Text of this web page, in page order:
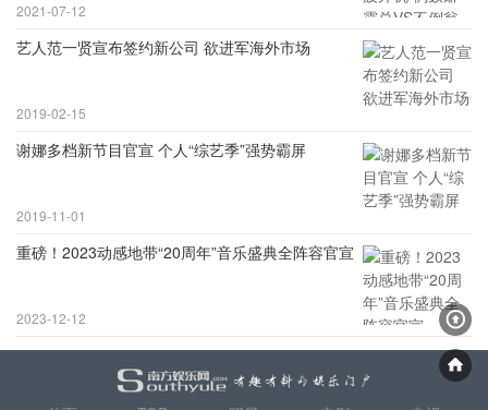
2021-07-12
艺人范一贤宣布签约新公司 欲进军海外市场
2019-02-15
谢娜多档新节目官宣 个人“综艺季”强势霸屏
2019-11-01
重磅！2023动感地带“20周年”音乐盛典全阵容官宣
2023-12-12